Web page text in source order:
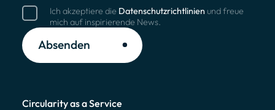
Ich akzeptiere die Datenschutzrichtlinien und freue
mich auf inspirierende News.
Absenden
Circularity as a Service